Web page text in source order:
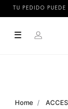
TU PEDIDO PUEDE
☰
Home